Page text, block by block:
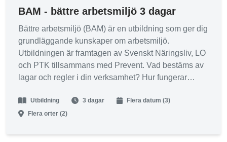
BAM - bättre arbetsmiljö 3 dagar
Bättre arbetsmiljö (BAM) är en utbildning som ger dig
grundläggande kunskaper om arbetsmiljö.
Utbildningen är framtagen av Svenskt Näringsliv, LO
och PTK tillsammans med Prevent. Vad bestäms av
lagar och regler i din verksamhet? Hur fungerar
förmedlar ett helhetsperspektiv på arbetsmiljö och
arbetsmiljöarbete till chefer, ledare och
Utbildning 3 dagar
Flera datum (3)
Flera orter (2)